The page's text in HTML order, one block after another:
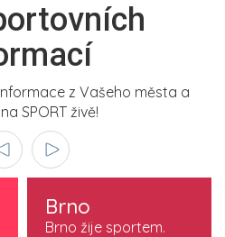
z Vašeho města a
SPORT živě!
Brno
Brno žije sportem.